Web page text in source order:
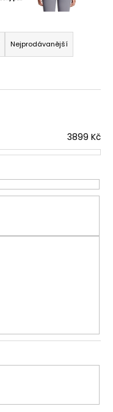
Nejprodávanější
3899 Kč